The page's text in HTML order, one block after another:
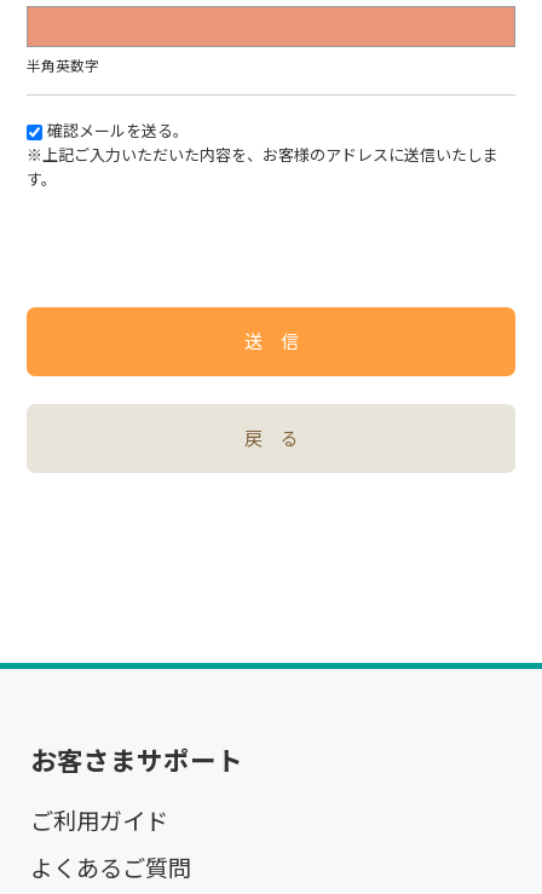
半角英数字
確認メールを送る。
※上記ご入力いただいた内容を、お客様のアドレスに送信いたしま
す。
送 信
戻 る
お客さまサポート
ご利用ガイド
よくあるご質問